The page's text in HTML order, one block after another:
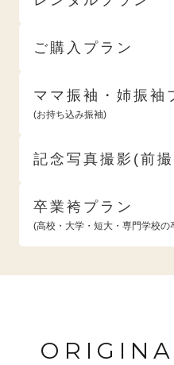
ご購入プラン
ママ振袖・姉振袖
(お持ち込み振袖)
記念写真撮影(前
卒業袴プラン
(高校・大学・短大・専門学校の